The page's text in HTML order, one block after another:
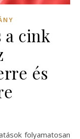
a cink
és